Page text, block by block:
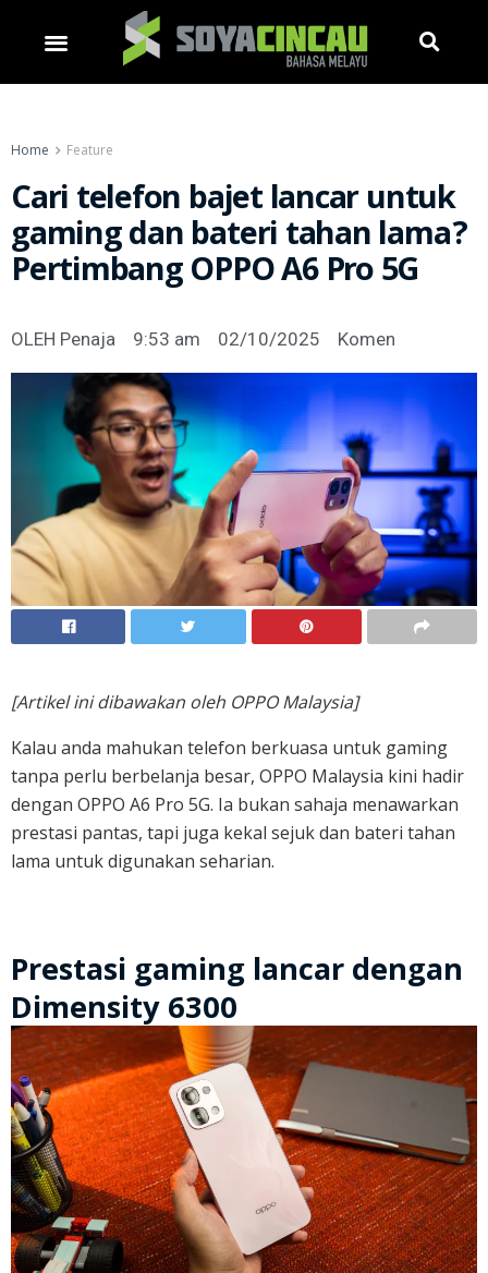
Home Feature
Cari telefon bajet lancar untuk
gaming dan bateri tahan lama?
Pertimbang OPPO A6 Pro 5G
OLEH Penaja 9:53 am 02/10/2025 Komen
[Artikel ini dibawakan oleh OPPO Malaysia]
Kalau anda mahukan telefon berkuasa untuk gaming
tanpa perlu berbelanja besar, OPPO Malaysia kini hadir
dengan OPPO A6 Pro 5G. Ia bukan sahaja menawarkan
prestasi pantas, tapi juga kekal sejuk dan bateri tahan
lama untuk digunakan seharian.
Prestasi gaming lancar dengan
Dimensity 6300